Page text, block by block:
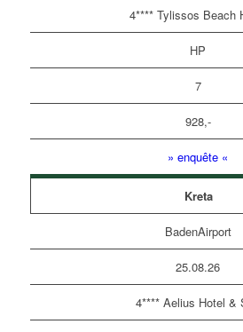
4**** Tylissos Beach
HP
7
928,-
» enquête «
Kreta
BadenAirport
25.08.26
4**** Aelius Hotel &